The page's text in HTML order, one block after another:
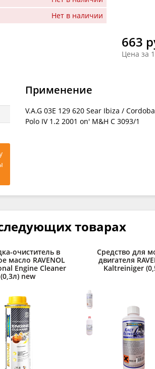
Нет в наличии
663
Цена за
Применение
V.A.G 03E 129 620 Sear Ibiza /
Polo IV 1.2 2001 on' M&H C 3093/1
товарах
очиститель в
масло RAVENOL
Engine Cleaner
(0,3л) new
Средство для
двигателя
Kaltreiniger